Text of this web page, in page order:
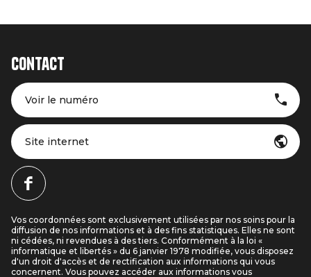
Contact
Voir le numéro
Site internet
Vos coordonnées sont exclusivement utilisées par nos soins pour la
diffusion de nos informations et à des fins statistiques. Elles ne sont
ni cédées, ni revendues à des tiers. Conformément à la loi «
informatique et libertés » du 6 janvier 1978 modifiée, vous disposez
d'un droit d'accès et de rectification aux informations qui vous
concernent. Vous pouvez accéder aux informations vous